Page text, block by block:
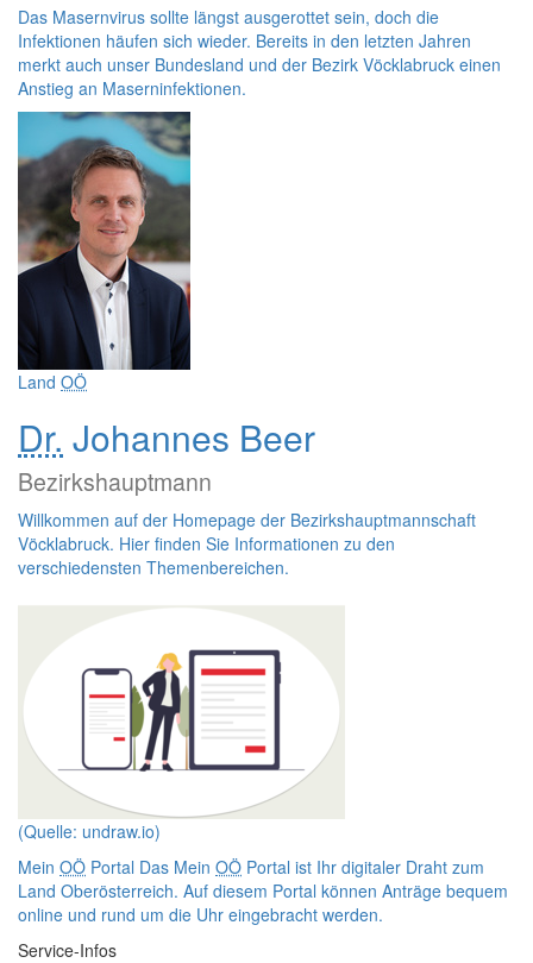
Das Masernvirus sollte längst ausgerottet sein, doch die
Infektionen häufen sich wieder. Bereits in den letzten Jahren
merkt auch unser Bundesland und der Bezirk Vöcklabruck einen
Anstieg an Maserninfektionen.
Land OÖ
Dr. Johannes Beer
Bezirkshauptmann
Willkommen auf der Homepage der Bezirkshauptmannschaft
Vöcklabruck. Hier finden Sie Informationen zu den
verschiedensten Themenbereichen.
(Quelle: undraw.io)
Mein OÖ Portal Das Mein OÖ Portal ist Ihr digitaler Draht zum
Land Oberösterreich. Auf diesem Portal können Anträge bequem
online und rund um die Uhr eingebracht werden.
Service-Infos